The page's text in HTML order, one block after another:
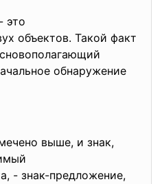
это
объектов. Такой факт
обнаружение
выше, и знак,
- знак-предложение,